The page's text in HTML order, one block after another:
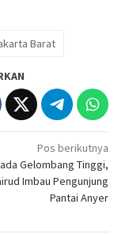
Barat
Pos berikutnya
Gelombang Tinggi,
Imbau Pengunjung
Pantai Anyer